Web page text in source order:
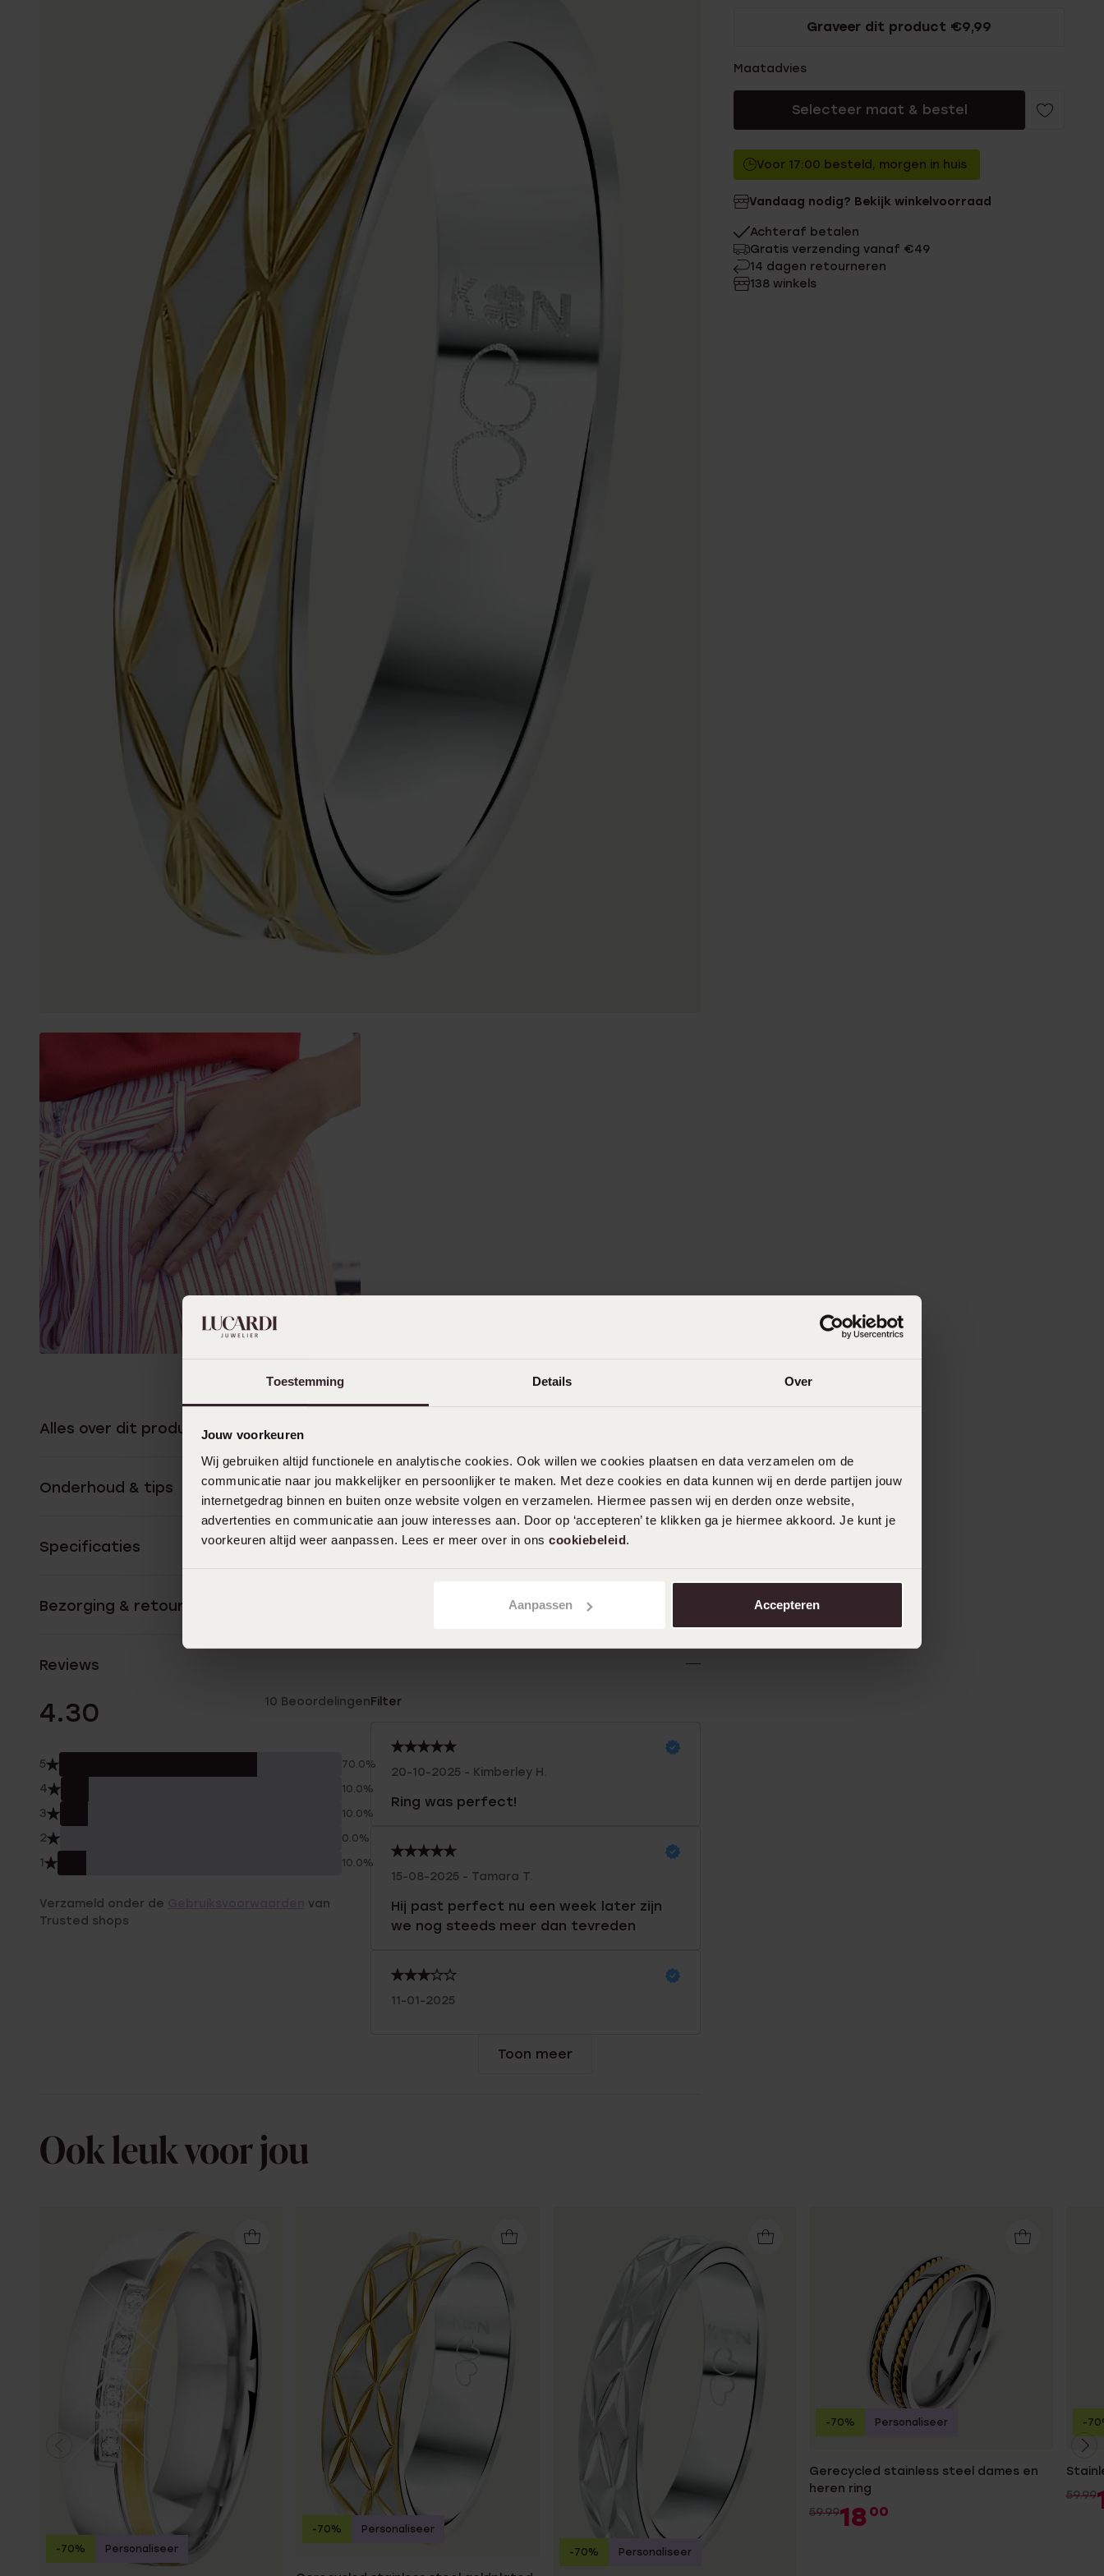
Toestemming Details Over
Jouw voorkeuren
Wij gebruiken altijd functionele en analytische cookies. Ook willen we cookies plaatsen en data verzamelen om de
communicatie naar jou makkelijker en persoonlijker te maken. Met deze cookies en data kunnen wij en derde partijen jouw
internetgedrag binnen en buiten onze website volgen en verzamelen. Hiermee passen wij en derden onze website,
advertenties en communicatie aan jouw interesses aan. Door op ‘accepteren’ te klikken ga je hiermee akkoord. Je kunt je
voorkeuren altijd weer aanpassen. Lees er meer over in ons cookiebeleid.
Aanpassen Accepteren
Graveer dit product €9,99
Maatadvies
Selecteer maat & bestel
Voor 17:00 besteld, morgen in huis
Vandaag nodig? Bekijk winkelvoorraad
Achteraf betalen
Gratis verzending vanaf €49
14 dagen retourneren
138 winkels
Alles over dit product
Onderhoud & tips
Specificaties
Bezorging & retourneren
Reviews
4.30 10 Beoordelingen
5 70.0%
4 10.0%
3 10.0%
2 0.0%
1 10.0%
Verzameld onder de
van
Trusted shops
Filter
20-10-2025 - Kimberley H.
Ring was perfect!
15-08-2025 - Tamara T.
Hij past perfect nu een week later zijn
we nog steeds meer dan tevreden
11-01-2025
Toon meer
Ook leuk voor jou
-70% Personaliseer
-70% Personaliseer
-70% Personaliseer
Gerecycled stainless steel dames en
heren ring
59.9918 00
-70% Personaliseer
59.99
-